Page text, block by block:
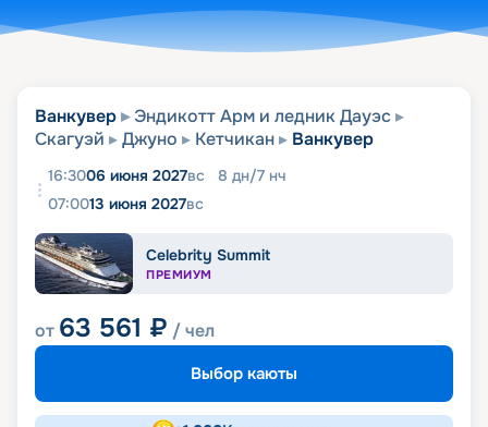
Ванкувер
Эндикотт Арм и ледник Дауэс
Скагуэй
Джуно Кетчикан Ванкувер
16:3006 июня 2027вс 8 дн/7 нч
07:0013 июня 2027вс
Celebrity Summit
ПРЕМИУМ
от 63 561 ₽ / чел
Выбор каюты